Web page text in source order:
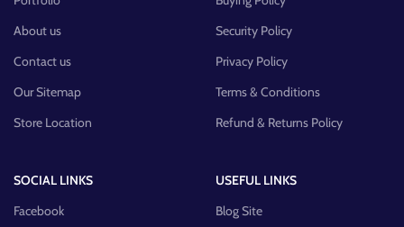
About us
Contact us
Our Sitemap
Store Location
Security Policy
Privacy Policy
Terms & Conditions
Refund & Returns Policy
SOCIAL LINKS
Facebook
USEFUL LINKS
Blog Site